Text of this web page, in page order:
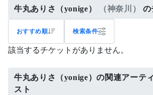
牛丸ありさ（yonige） （神奈川） の
おすすめ順 検索条件
該当するチケットがありません。
牛丸ありさ（yonige）の関連アーティ
スト